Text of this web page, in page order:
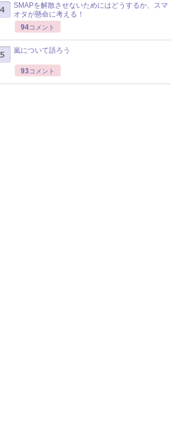
SMAPを解散させないためにはどうするか、スマ
オタが懸命に考える！
94コメント
嵐について語ろう
93コメント